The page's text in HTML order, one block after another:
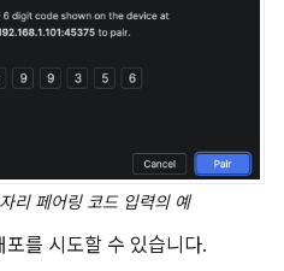
리 페어링 코드 입력의 예
를 시도할 수 있습니다.